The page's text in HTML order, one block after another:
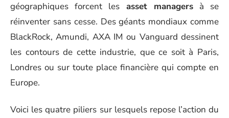
géographiques forcent les asset managersà se
réinventer sans cesse. Des géants mondiaux comme
BlackRock, Amundi, AXA IM ou Vanguard dessinent
les contours de cette industrie, que ce soit à Paris,
Londres ou sur toute place financière qui compte en
Europe.
Voici les quatre piliers sur lesquels repose l’action du